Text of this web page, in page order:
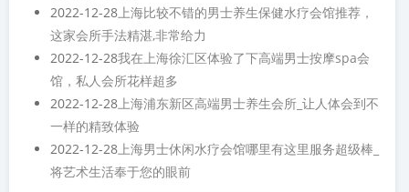
2022-12-28上海比较不错的男士养生保健水疗会馆推荐，
这家会所手法精湛,非常给力
2022-12-28我在上海徐汇区体验了下高端男士按摩spa会
馆，私人会所花样超多
2022-12-28上海浦东新区高端男士养生会所_让人体会到不
一样的精致体验
2022-12-28上海男士休闲水疗会馆哪里有这里服务超级棒_
将艺术生活奉于您的眼前